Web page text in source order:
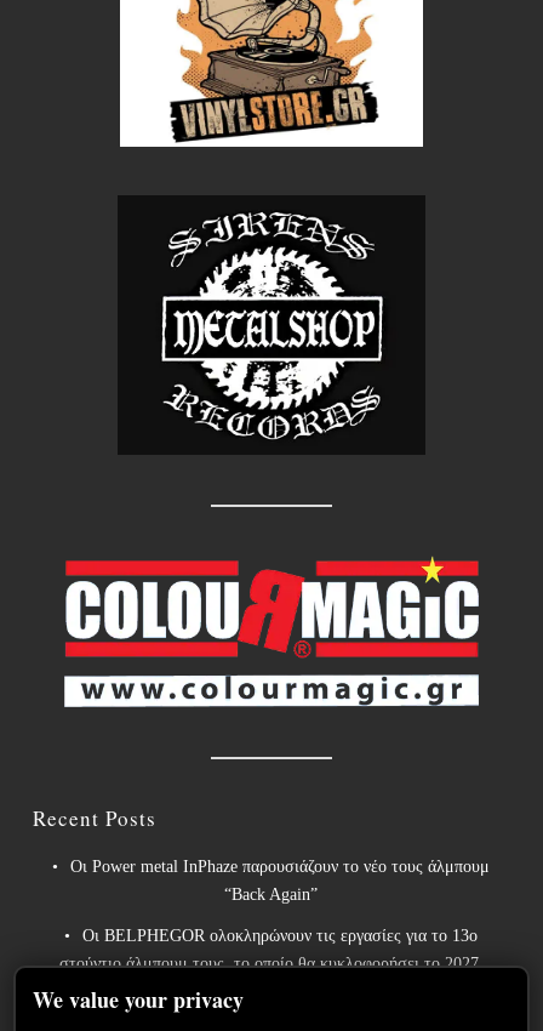
Recent Posts
Οι Power metal InPhaze παρουσιάζουν το νέο τους άλμπουμ
“Back Again”
Οι BELPHEGOR ολοκληρώνουν τις εργασίες για το 13ο
στούντιο άλμπουμ τους, το οποίο θα κυκλοφορήσει το 2027.
Οι θρύλοι του heavy metal ACCEPT κυκλοφορούν την
We value your privacy